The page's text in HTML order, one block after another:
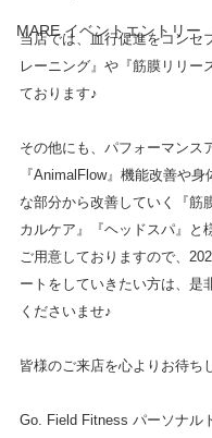
MARE イベントエントリー
当店では、血行促進をコンセ
レーニング』や『筋膜リリー
ております♪
その他にも、パフォーマンス
『AnimalFlow』機能改善や
な部分から改善していく『筋
カルケア』『ヘッドスパ』と
ご用意しておりますので、
ートをしていきたい方は、是
くださいませ♪
皆様のご来店を心よりお待ち
Go. Field Fitness パーソナル